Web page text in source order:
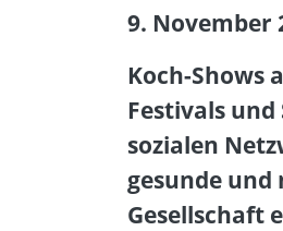
9. November
Koch-Shows
Festivals
sozialen
gesunde und
Gesellschaft